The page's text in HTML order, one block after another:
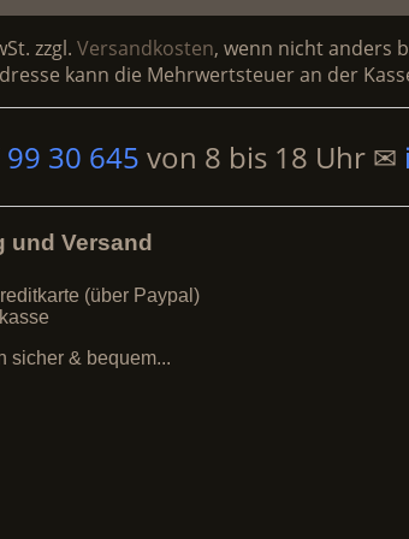
zzgl. Versandkosten, wenn nicht anders
kann die Mehrwertsteuer an der
30 645 von 8 bis 18 Uhr ✉
und Versand
(über Paypal)
sicher & bequem...